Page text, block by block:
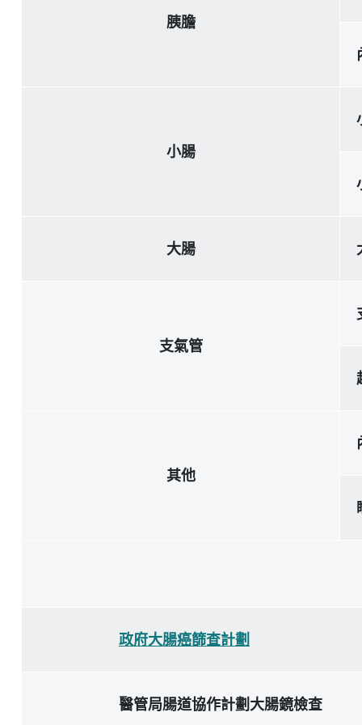
胰膽
小腸
大腸
支氣管
其他
政府大腸癌篩查計劃
醫管局腸道協作計劃大腸鏡檢查